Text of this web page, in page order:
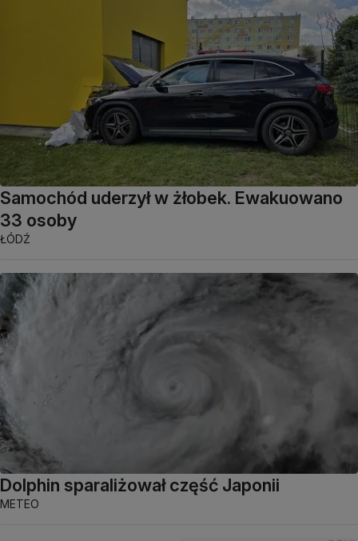
Samochód uderzył w żłobek. Ewakuowano
33 osoby
ŁÓDŹ
Dolphin sparaliżował część Japonii
METEO